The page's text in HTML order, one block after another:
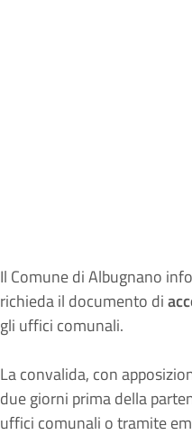
Il Comune di Albugnano
richieda il documento di
gli uffici comunali.
La convalida, con
due giorni prima della
uffici comunali o tramite